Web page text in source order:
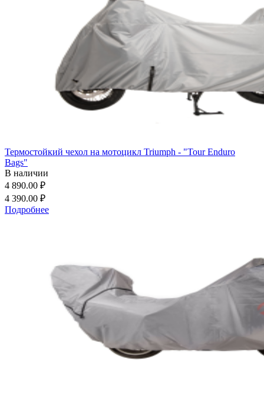
Термостойкий чехол на мотоцикл Triumph - "Tour Enduro
Bags"
В наличии
4 890.00 ₽
4 390.00 ₽
Подробнее